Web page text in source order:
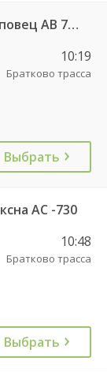
Вологда АВ — Устюжна АС ч/з Череповец АВ 762
10:19
Братково трасса
Выбрать
АC -730
10:48
Братково трасса
Выбрать